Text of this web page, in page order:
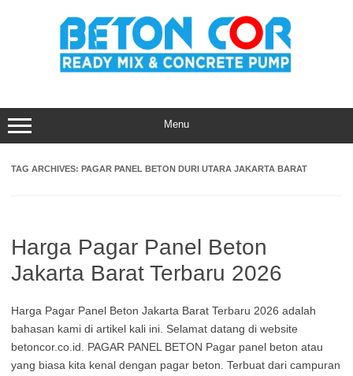
Menu
TAG ARCHIVES: PAGAR PANEL BETON DURI UTARA JAKARTA BARAT
Harga Pagar Panel Beton
Jakarta Barat Terbaru 2026
Harga Pagar Panel Beton Jakarta Barat Terbaru 2026 adalah
bahasan kami di artikel kali ini. Selamat datang di website
betoncor.co.id. PAGAR PANEL BETON Pagar panel beton atau
yang biasa kita kenal dengan pagar beton. Terbuat dari campuran